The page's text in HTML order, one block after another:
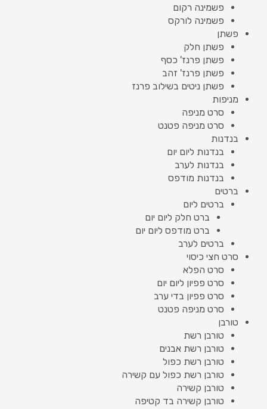
פשמינה רקום
פשמינה לורקס
פשתן
פשתן חלק
פשתן פרנז' כסף
פשתן פרנז' זהב
פשתן ניטים בשילוב פרנז
מניפות
סרט מניפה
סרט מניפה פטנט
בנדנות
בנדנות ליום יום
בנדנות לערב
בנדנות מודפס
ברטים
ברטים ליום
ברט חלק ליום יום
ברט מודפס ליום יום
ברטים לערב
סרט חצי כיסוי
סרט הפלא
סרט פפיון ליום יום
סרט פפיון בדי ערב
סרט מניפה פטנט
טורבן
טורבן רשת
טורבן רשת אבנים
טורבן רשת כפול
טורבן רשת כפול עם קשירה
טורבן קשירה
טורבן קשירה בד קטיפה